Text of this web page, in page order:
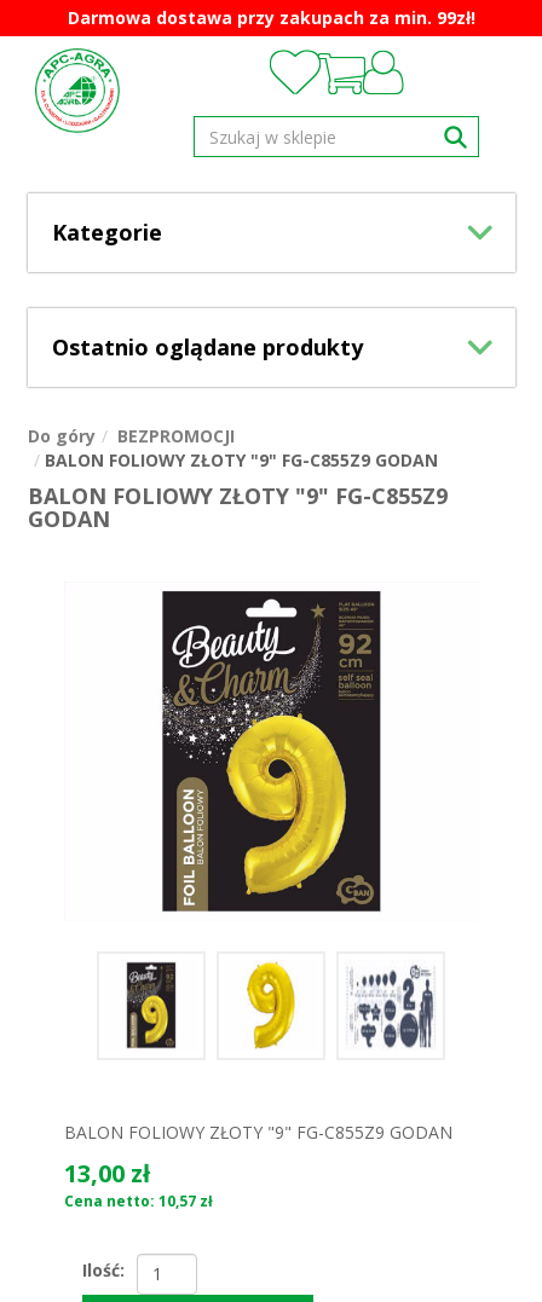
Darmowa dostawa przy zakupach za min. 99zł!
Kategorie
Ostatnio oglądane produkty
Do góry
BEZPROMOCJI
BALON FOLIOWY ZŁOTY "9" FG-C855Z9 GODAN
BALON FOLIOWY ZŁOTY "9" FG-C855Z9
GODAN
BALON FOLIOWY ZŁOTY "9" FG-C855Z9 GODAN
13,00 zł
Cena netto: 10,57 zł
Ilość: